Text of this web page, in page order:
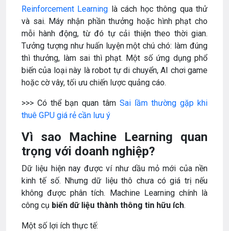
Reinforcement Learning là cách học thông qua thử
và sai. Máy nhận phần thưởng hoặc hình phạt cho
mỗi hành động, từ đó tự cải thiện theo thời gian.
Tưởng tượng như huấn luyện một chú chó: làm đúng
thì thưởng, làm sai thì phạt. Một số ứng dụng phổ
biến của loại này là robot tự di chuyển, AI chơi game
hoặc cờ vây, tối ưu chiến lược quảng cáo.
>>> Có thể bạn quan tâm Sai lầm thường gặp khi
thuê GPU giá rẻ cần lưu ý
Vì sao Machine Learning quan
trọng với doanh nghiệp?
Dữ liệu hiện nay được ví như dầu mỏ mới của nền
kinh tế số. Nhưng dữ liệu thô chưa có giá trị nếu
không được phân tích. Machine Learning chính là
công cụ biến dữ liệu thành thông tin hữu ích.
Một số lợi ích thực tế: